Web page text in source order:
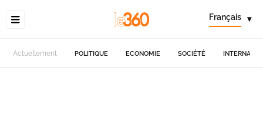
Français ▾
Actuellement POLITIQUE ECONOMIE SOCIÉTÉ